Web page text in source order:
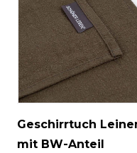
Geschirrtuch
mit BW-Anteil